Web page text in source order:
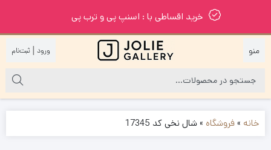
خرید اقساطی با : اسنپ پی و ترب پی
|
خانه »فروشگاه »شال نخی کد 17345